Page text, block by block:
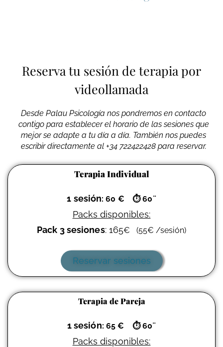
Reserva tu sesión de terapia por
videollamada
Desde Palau Psicología nos pondremos en contacto
contigo para establecer el horario de las sesiones que
mejor se adapte a tu día a día. También nos puedes
escribir directamente al +34 722422428 para reservar.
Terapia Individual
1 sesión: 60 €⏱60¨
Packs disponibles:
Pack 3 sesiones: 165€ (55€ /sesión)
Reservar sesiones
Terapia de Pareja
1 sesión: 65 € ⏱60¨
Packs disponibles: